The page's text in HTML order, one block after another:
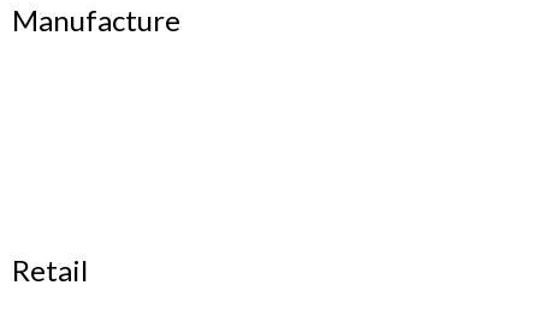
Manufacture
Retail